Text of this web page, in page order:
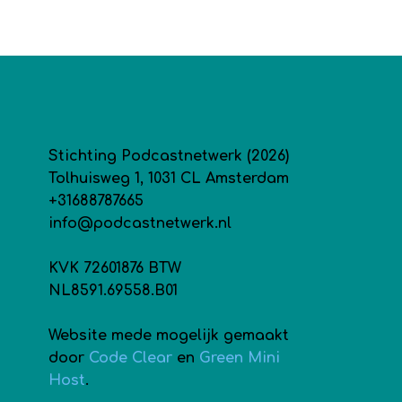
Stichting Podcastnetwerk (2026)
Tolhuisweg 1, 1031 CL Amsterdam
+31688787665
info@podcastnetwerk.nl
KVK 72601876 BTW
NL8591.69558.B01
Website mede mogelijk gemaakt
door Code Clearen Green Mini
Host.